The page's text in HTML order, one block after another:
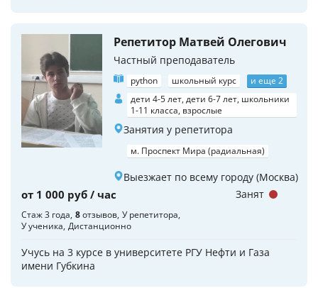
Репетитор Матвей Олегович
Частный преподаватель
python школьный курс
и еще 2
дети 4-5 лет, дети 6-7 лет, школьники
1-11 класса, взрослые
Занятия у репетитора
м. Проспект Мира (радиальная)
Выезжает по всему городу (Москва)
от 1 000 руб / час
Стаж 3 года 8отзывов У репетитора
У ученика Дистанционно
Учусь на 3 курсе в университете РГУ Нефти и Газа
имени Губкина
Занят